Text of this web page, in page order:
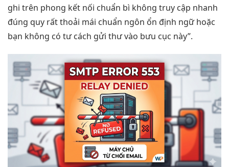
ghi trên phong kết nối chuẩn bì không truy cập nhanh
đúng quy rất thoải mái chuẩn ngôn ổn định ngữ hoặc
bạn không có tư cách gửi thư vào bưu cục này”.